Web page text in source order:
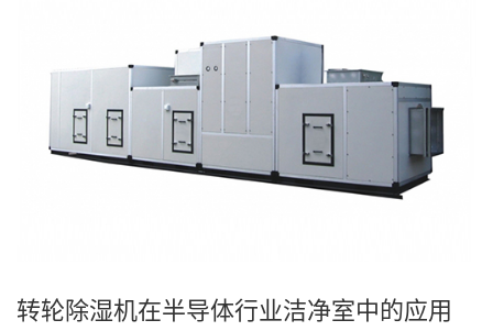
转轮除湿机在半导体行业洁净室中的应用